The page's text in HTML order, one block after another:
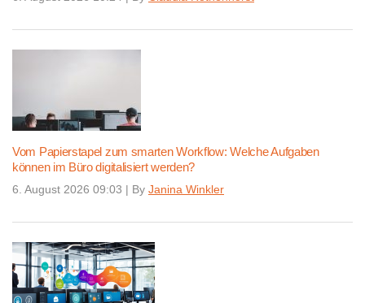
Vom Papierstapel zum smarten Workflow: Welche Aufgaben
können im Büro digitalisiert werden?
6. August 2026 09:03 | By Janina Winkler